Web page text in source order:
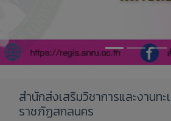
สำนักส่งเสริมวิชาการและงานท
ราชภัฏสกลนคร